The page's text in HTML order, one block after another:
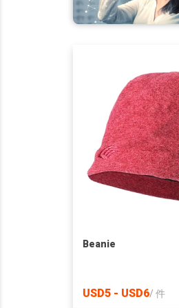
Beanie
USD5 - USD6/ 件